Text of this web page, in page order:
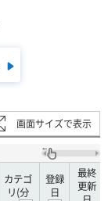
画面サイズで表示
カテゴ
リ(分
登録
日
最終
更新